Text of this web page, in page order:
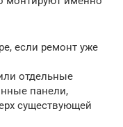
если ремонт уже
отдельные
панели,
существующей